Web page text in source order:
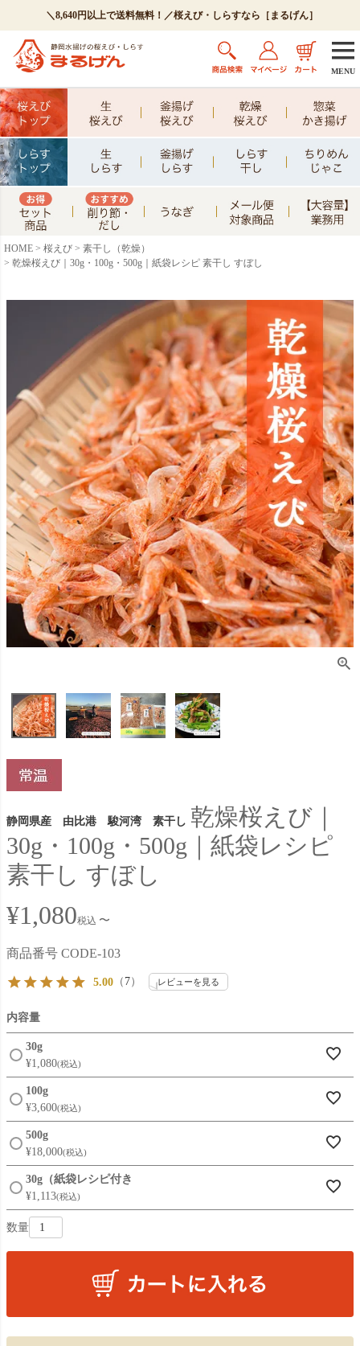
＼8,640円以上で送料無料！／桜えび・しらすなら［まるげん］
MENU
HOME 桜えび
素干し（乾燥）
乾燥桜えび｜30g・100g・500g｜紙袋レシピ 素干し すぼし
静岡県産 由比港 駿河湾 素干し 乾燥桜えび｜
30g・100g・500g｜紙袋レシピ
素干し すぼし
¥1,080税込 〜
商品番号 CODE-103
5.00 （ 7） レビューを見る
内容量
30g
¥1,080 税込
100g
¥3,600 税込
500g
¥18,000 税込
30g（紙袋レシピ付き
¥1,113 税込